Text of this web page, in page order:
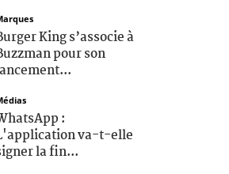
King s’associe à
pour son
:
va-t-elle
la fin...